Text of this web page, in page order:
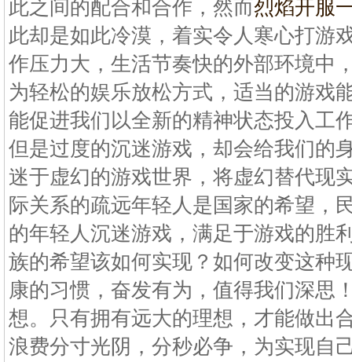
此之间的配合和合作，然而烈焰开服
此却是如此冷漠，着实令人寒心打游
作压力大，生活节奏快的外部环境中
为轻松的娱乐放松方式，适当的游戏
能促进我们以全新的精神状态投入工
但是过度的沉迷游戏，却会给我们的
迷于虚幻的游戏世界，将虚幻替代现
际关系的疏远年轻人是国家的希望，
的年轻人沉迷游戏，满足于游戏的胜
族的希望该如何实现？如何改变这种
康的习惯，奋发有为，值得我们深思
想。只有拥有远大的理想，才能做出
浪费分寸光阴，分秒必争，为实现自